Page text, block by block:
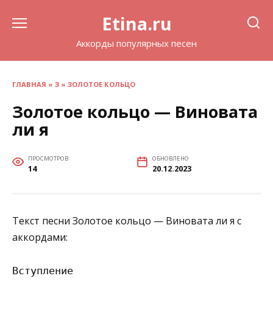
Etina.ru
Аккорды популярных песен
ГЛАВНАЯ » З » ЗОЛОТОЕ КОЛЬЦО
Золотое кольцо — Виновата
ли я
ПРОСМОТРОВ
14
ОБНОВЛЕНО
20.12.2023
Текст песни Золотое кольцо — Виновата ли я с
аккордами:
Вступление